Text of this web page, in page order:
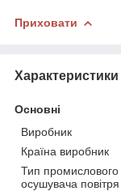
Приховати
Характеристики
Основні
Виробник
Країна виробник
Тип промислового
осушувача повітря